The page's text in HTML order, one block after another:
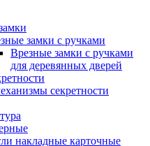
замки с ручками
Врезные замки с ручками
для деревянных дверей
секретности
накладные карточные